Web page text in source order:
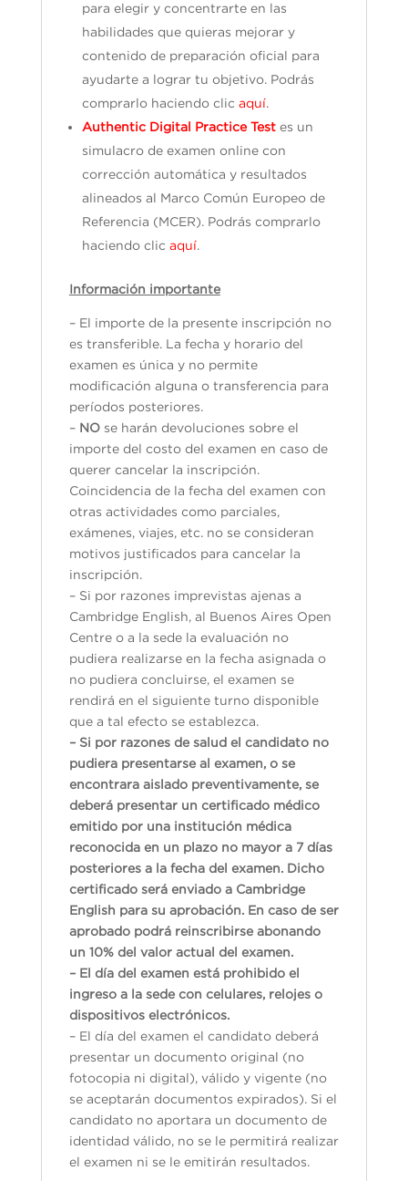
para elegir y concentrarte en las
habilidades que quieras mejorar y
contenido de preparación oficial para
ayudarte a lograr tu objetivo. Podrás
comprarlo haciendo clic aquí.
Authentic Digital Practice Test es un
simulacro de examen online con
corrección automática y resultados
alineados al Marco Común Europeo de
Referencia (MCER). Podrás comprarlo
haciendo clic aquí.
Información importante
– El importe de la presente inscripción no
es transferible. La fecha y horario del
examen es única y no permite
modificación alguna o transferencia para
períodos posteriores.
– NOse harán devoluciones sobre el
importe del costo del examen en caso de
querer cancelar la inscripción.
Coincidencia de la fecha del examen con
otras actividades como parciales,
exámenes, viajes, etc. no se consideran
motivos justificados para cancelar la
inscripción.
– Si por razones imprevistas ajenas a
Cambridge English, al Buenos Aires Open
Centre o a la sede la evaluación no
pudiera realizarse en la fecha asignada o
no pudiera concluirse, el examen se
rendirá en el siguiente turno disponible
que a tal efecto se establezca.
– Si por razones de salud el candidato no
pudiera presentarse al examen, o se
encontrara aislado preventivamente, se
deberá presentar un certificado médico
emitido por una institución médica
reconocida en un plazo no mayor a 7 días
posteriores a la fecha del examen. Dicho
certificado será enviado a Cambridge
English para su aprobación. En caso de ser
aprobado podrá reinscribirse abonando
un 10% del valor actual del examen.
– El día del examen está prohibido el
ingreso a la sede con celulares, relojes o
dispositivos electrónicos.
– El día del examen el candidato deberá
presentar un documento original (no
fotocopia ni digital), válido y vigente (no
se aceptarán documentos expirados). Si el
candidato no aportara un documento de
identidad válido, no se le permitirá realizar
el examen ni se le emitirán resultados.